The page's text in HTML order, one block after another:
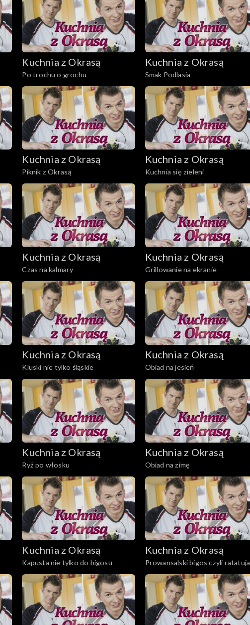
Kuchnia z Okrasą
Po trochu o grochu
Kuchnia z Okrasą
Smak Podlasia
Kuchnia z Okrasą
Piknik z Okrasą
Kuchnia z Okrasą
Kuchnia się zieleni
Kuchnia z Okrasą
Czas na kalmary
Kuchnia z Okrasą
Grillowanie na ekranie
Kuchnia z Okrasą
Kluski nie tylko śląskie
Kuchnia z Okrasą
Obiad na jesień
Kuchnia z Okrasą
Ryż po włosku
Kuchnia z Okrasą
Obiad na zimę
Kuchnia z Okrasą
Kapusta nie tylko do bigosu
Kuchnia z Okrasą
Prowansalski bigos czyli ratatuja